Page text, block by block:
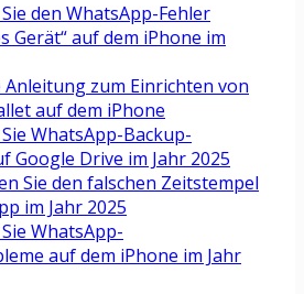
den WhatsApp-Fehler
Gerät“ auf dem iPhone im
zum Einrichten von
auf dem iPhone
WhatsApp-Backup-
Google Drive im Jahr 2025
Sie den falschen Zeitstempel
im Jahr 2025
WhatsApp-
auf dem iPhone im Jahr